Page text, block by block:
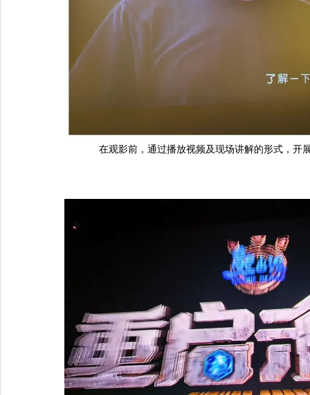
在观影前，通过播放视频及现场讲解的形式，开